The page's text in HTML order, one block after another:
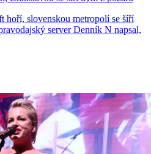
hoří, slovenskou metropolí se šíří
server Denník N napsal,